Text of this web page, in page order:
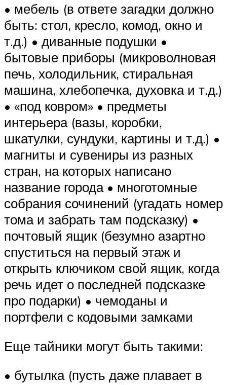
• мебель (в ответе загадки должно
быть: стол, кресло, комод, окно и
т.д.) • диванные подушки •
бытовые приборы (микроволновая
печь, холодильник, стиральная
машина, хлебопечка, духовка и т.д.)
• «под ковром» • предметы
интерьера (вазы, коробки,
шкатулки, сундуки, картины и т.д.) •
магниты и сувениры из разных
стран, на которых написано
название города • многотомные
собрания сочинений (угадать номер
тома и забрать там подсказку) •
почтовый ящик (безумно азартно
спуститься на первый этаж и
открыть ключиком свой ящик, когда
речь идет о последней подсказке
про подарки) • чемоданы и
портфели с кодовыми замками
Еще тайники могут быть такими:
• бутылка (пусть даже плавает в